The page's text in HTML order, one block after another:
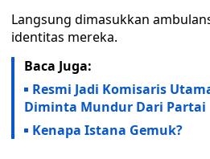
Langsung dimasukkan
identitas mereka.
Baca Juga:
Resmi Jadi Komisaris
Diminta Mundur Dari Partai
Kenapa Istana Gemuk?